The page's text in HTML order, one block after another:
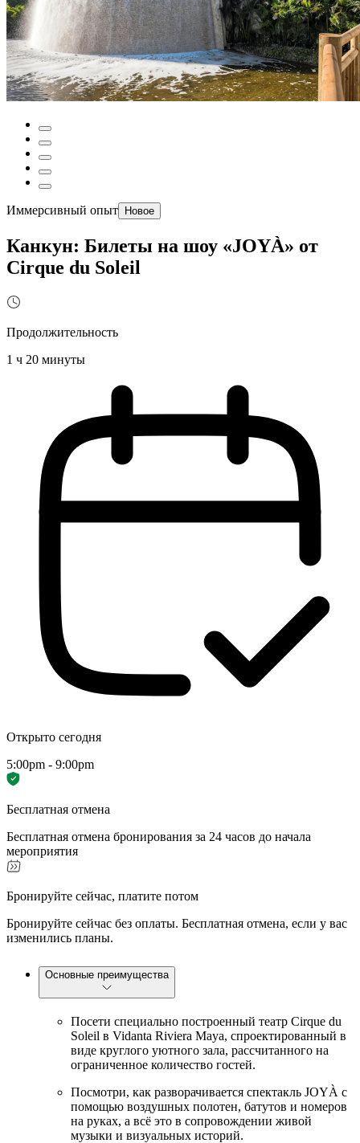
Иммерсивный опыт Новое
Канкун: Билеты на шоу «JOYÀ» от
Cirque du Soleil
Продолжительность
1 ч 20 минуты
Открыто сегодня
5:00pm - 9:00pm
Бесплатная отмена
Бесплатная отмена бронирования за 24 часов до начала
мероприятия
Бронируйте сейчас, платите потом
Бронируйте сейчас без оплаты. Бесплатная отмена, если у вас
изменились планы.
Основные преимущества
Посети специально построенный театр Cirque du
Soleil в Vidanta Riviera Maya, спроектированный в
виде круглого уютного зала, рассчитанного на
ограниченное количество гостей.
Посмотри, как разворачивается спектакль JOYÀ с
помощью воздушных полотен, батутов и номеров
на руках, а всё это в сопровождении живой
музыки и визуальных историй.